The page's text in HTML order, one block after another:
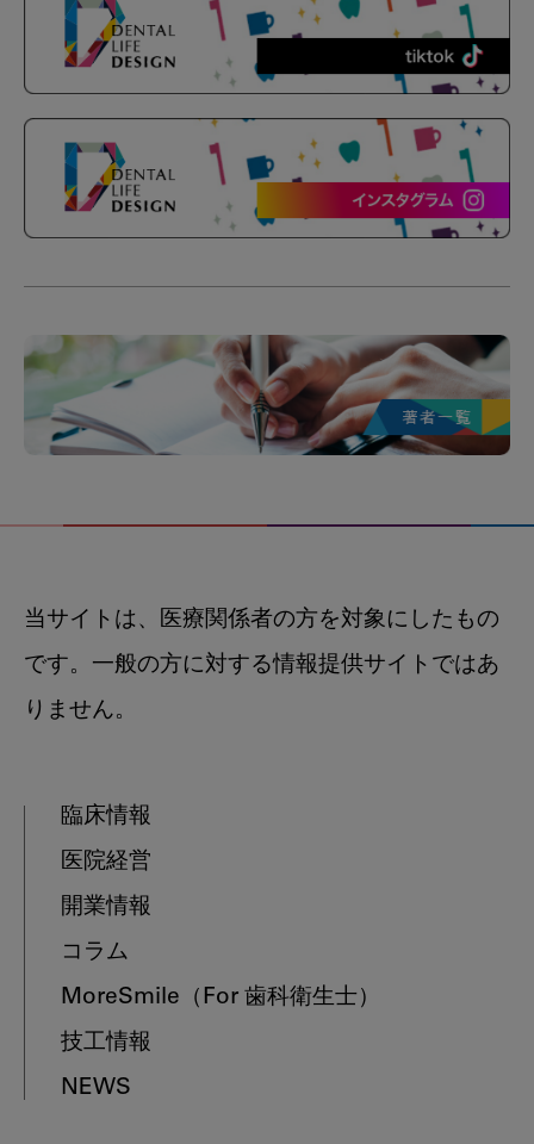
当サイトは、医療関係者の方を対象にしたもの
です。一般の方に対する情報提供サイトではあ
りません。
臨床情報
医院経営
開業情報
コラム
MoreSmile （For 歯科衛生士）
技工情報
NEWS